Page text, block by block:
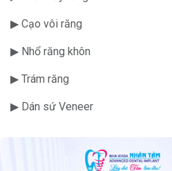
▶ Cạo vôi răng
▶ Nhổ răng khôn
▶ Trám răng
▶ Dán sứ Veneer